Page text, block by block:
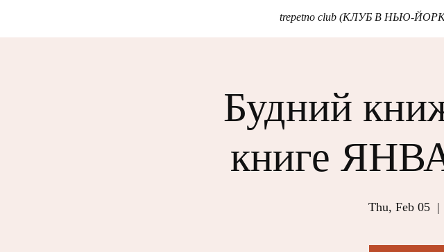
trepetno club (КЛУБ В НЬЮ-
Будний
книге
Thu, Feb 05
  |